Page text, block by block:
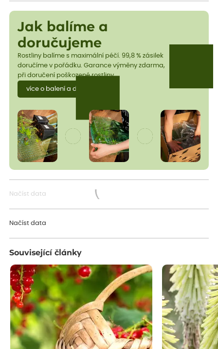
Jak balíme a
doručujeme
Rostliny balíme s maximální péčí. 99,8 % zásilek
doručíme v pořádku. Garance výměny zdarma,
při doručení poškozené rostliny.
více o balení a dopravě
Načíst data
Načíst data
Související články